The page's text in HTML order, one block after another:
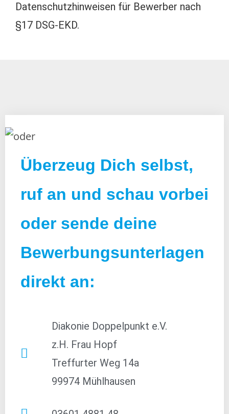
Datenschutzhinweisen für Bewerber nach
§17 DSG-EKD.
Überzeug Dich selbst,
ruf an und schau vorbei
oder sende deine
Bewerbungsunterlagen
direkt an:
Diakonie Doppelpunkt e.V.
z.H. Frau Hopf
Treffurter Weg 14a
99974 Mühlhausen